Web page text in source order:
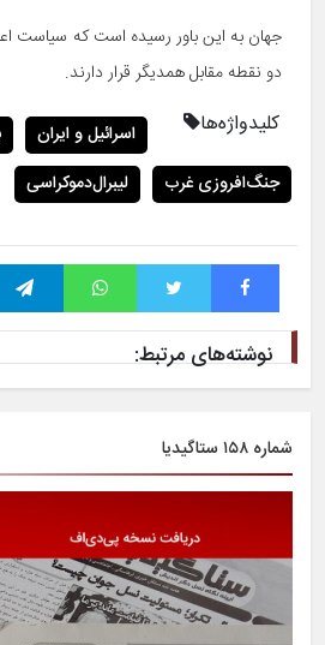
جهان به این باور رسیده است که سیاست
دو نقطه مقابل همدیگر قرار دارند.
کلیدواژه‌ها اسرائیل و ایران
جنگ‌افروزی غرب
لیبرال‌دموکراسی
فیس بوک توییتر واتس آپ
نوشته‌های مرتبط:
شماره ۱۵۸ ستاگیدیا